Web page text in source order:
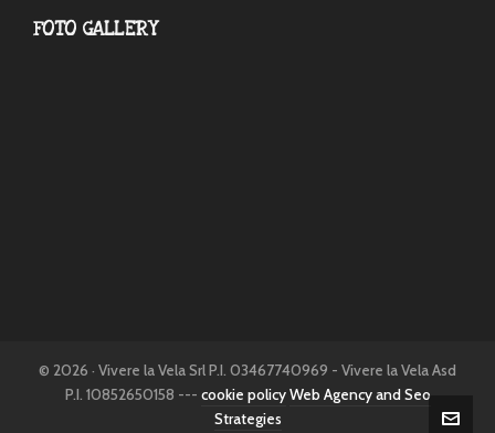
FOTO GALLERY
© 2026 · Vivere la Vela Srl P.I. 03467740969 - Vivere la Vela Asd
P.I. 10852650158 --- cookie policy Web Agency and Seo
Strategies